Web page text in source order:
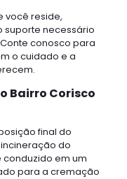
você reside,
suporte necessário
conosco para
o cuidado e a
Bairro Corisco
final do
do
em um
para a cremação